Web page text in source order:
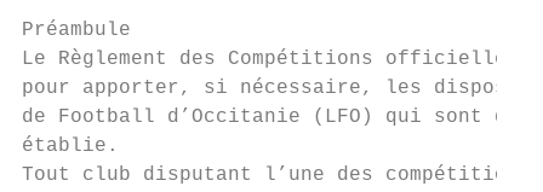
Préambule
Le Règlement des Compétitions
pour apporter, si nécessaire, les
de Football d’Occitanie (LFO) qui sont
établie.
Tout club disputant l’une des